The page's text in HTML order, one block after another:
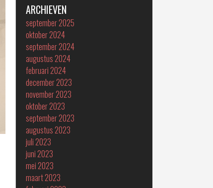
ARCHIEVEN
september 2025
oktober 2024
september 2024
augustus 2024
februari 2024
december 2023
november 2023
oktober 2023
september 2023
augustus 2023
juli 2023
juni 2023
mei 2023
maart 2023